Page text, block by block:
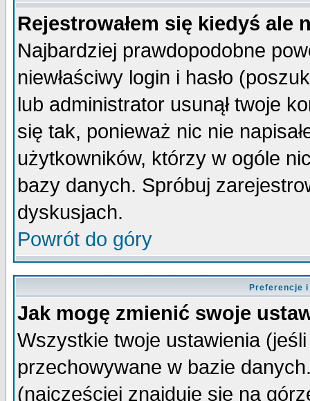
Rejestrowałem się kiedyś ale
Najbardziej prawdopodobne
niewłaściwy login i hasło
lub administrator usunął twoje
się tak, ponieważ nic nie
użytkowników, którzy w ogóle
bazy danych. Spróbuj
dyskusjach.
Powrót do góry
Preferencje
Jak mogę zmienić swoje
Wszystkie twoje ustawienia
przechowywane w bazie
(najczęściej znajduje się na